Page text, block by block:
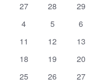
date.
0
27
0
28
0
29
0
4
0
5
0
6
0
11
0
12
0
13
0
18
0
19
0
20
0
25
0
26
0
27